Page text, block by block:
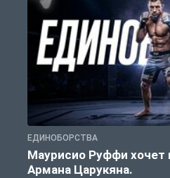
ЕДИНОБОРСТВА
Маурисио Руффи хочет
Армана Царукяна.